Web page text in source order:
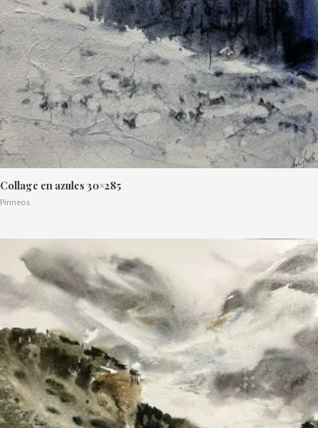
Collage en azules 30×285
Pirineos